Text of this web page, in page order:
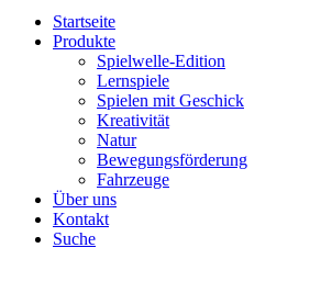
Startseite
Produkte
Spielwelle-Edition
Lernspiele
Spielen mit Geschick
Kreativität
Natur
Bewegungsförderung
Fahrzeuge
Über uns
Kontakt
Suche